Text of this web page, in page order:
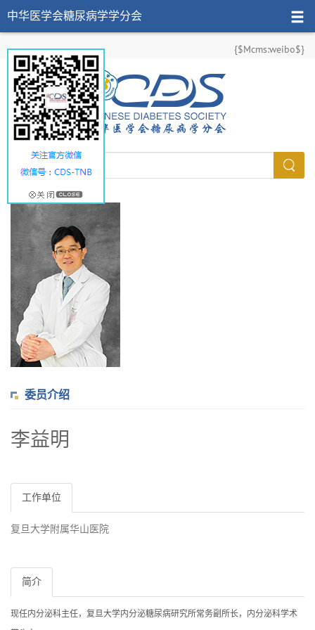
{$Mcms:weibo$}
中华医学会糖尿病学学分会
委员介绍
李益明
工作单位
复旦大学附属华山医院
简介
现任内分泌科主任，复旦大学内分泌糖尿病研究所常务副所长，内分泌科学术